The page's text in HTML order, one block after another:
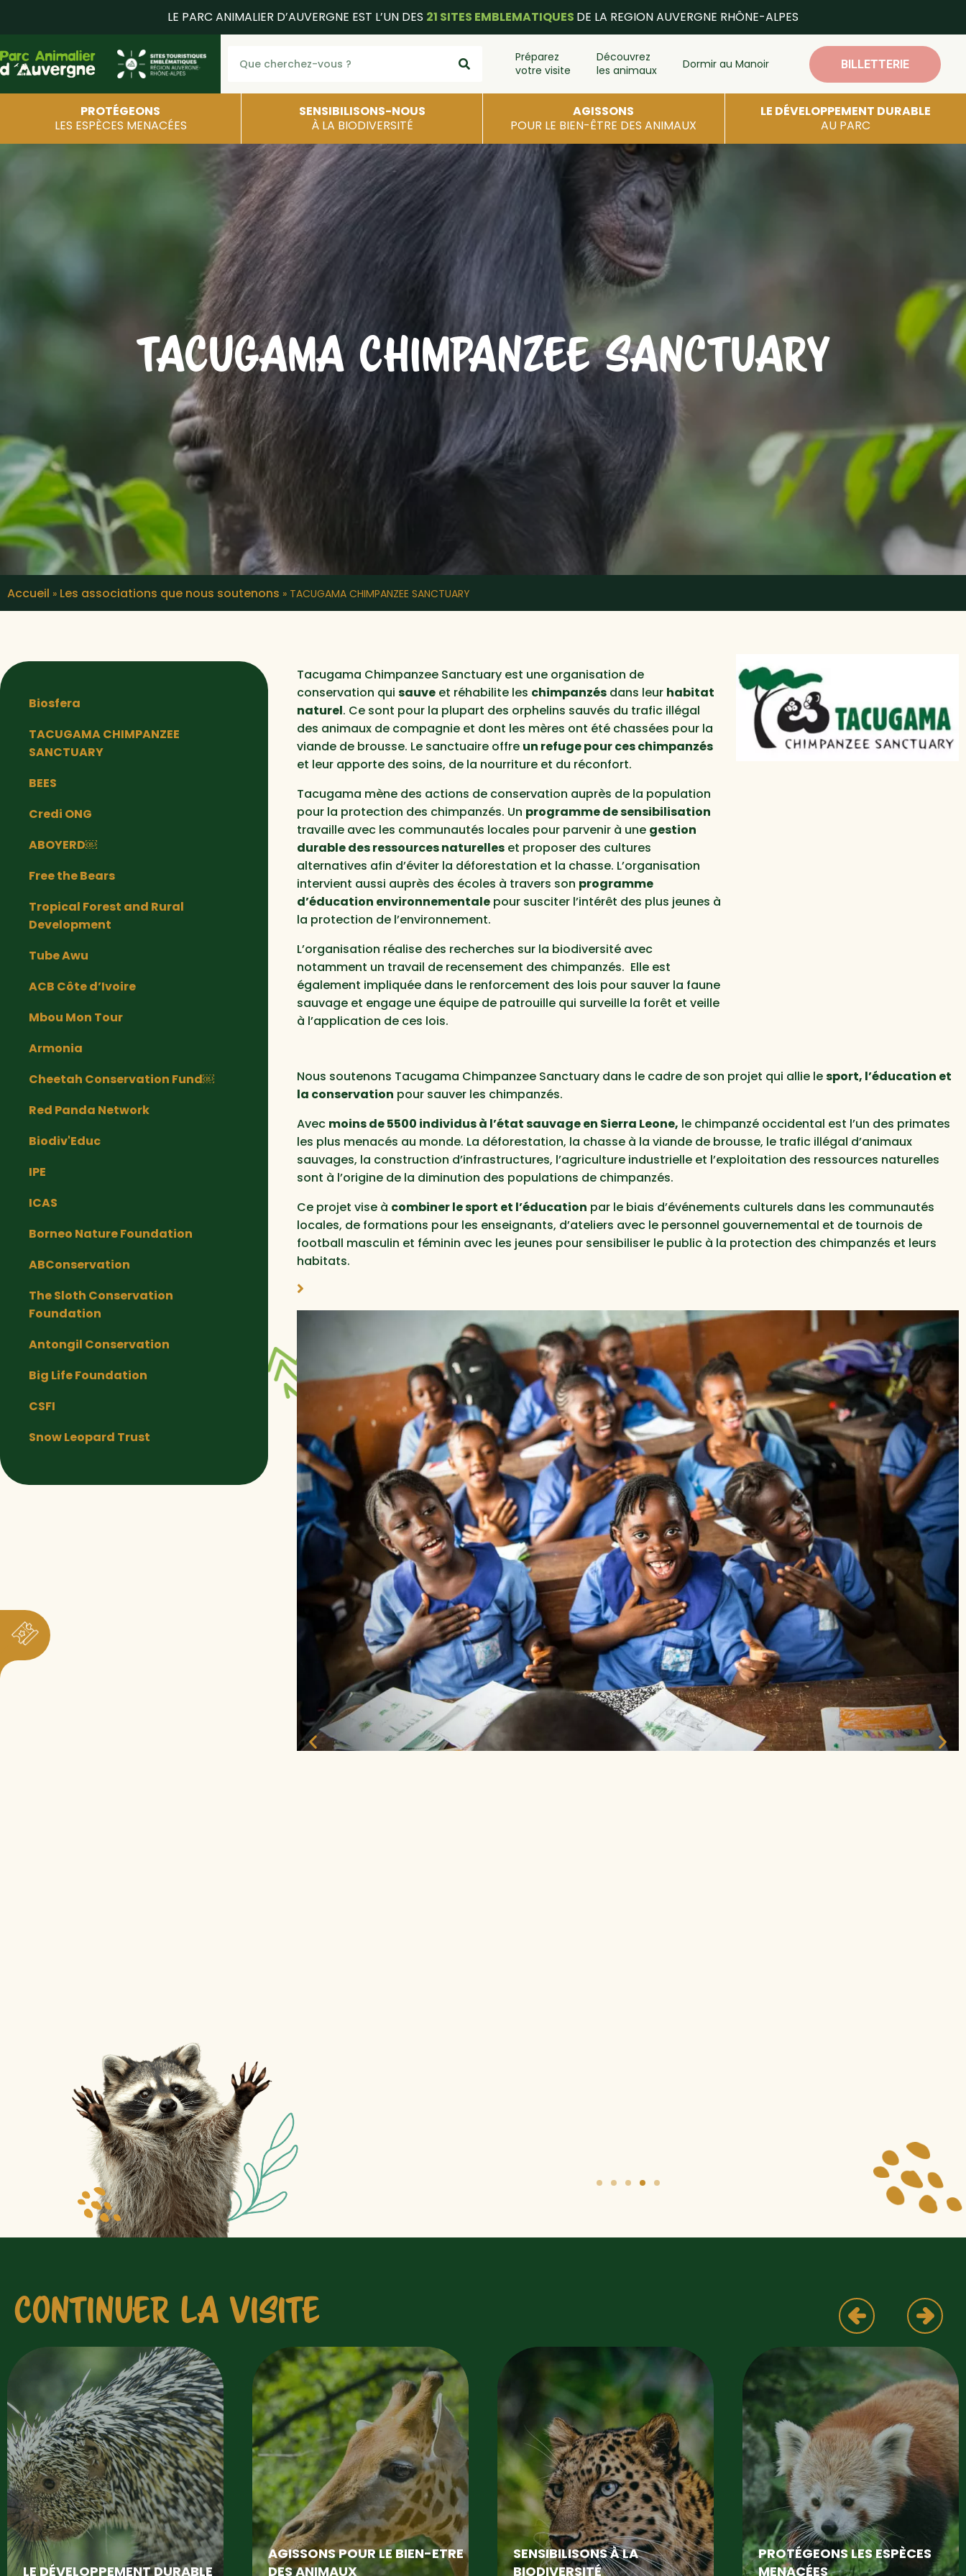
LE PARC ANIMALIER D’AUVERGNE EST L’UN DES 21 SITES EMBLEMATIQUES DE LA REGION AUVERGNE RHÔNE-ALPES
Préparez
votre visite
Découvrez
les animaux
Dormir au Manoir BILLETTERIE
PROTÉGEONS
LES ESPÈCES MENACÉES
SENSIBILISONS-NOUS
À LA BIODIVERSITÉ
AGISSONS
POUR LE BIEN-ÊTRE DES ANIMAUX
LE DÉVELOPPEMENT DURABLE
AU PARC
TACUGAMA CHIMPANZEE SANCTUARY
Accueil » Les associations que nous soutenons » TACUGAMA CHIMPANZEE SANCTUARY
Biosfera
TACUGAMA CHIMPANZEE
SANCTUARY
BEES
Credi ONG
ABOYERD￼
Free the Bears
Tropical Forest and Rural
Development
Tube Awu
ACB Côte d’Ivoire
Mbou Mon Tour
Armonia
Cheetah Conservation Fund￼
Red Panda Network
Biodiv'Educ
IPE
ICAS
Borneo Nature Foundation
ABConservation
The Sloth Conservation
Foundation
Antongil Conservation
Big Life Foundation
CSFI
Snow Leopard Trust
Tacugama Chimpanzee Sanctuary est une organisation de
conservation quisauve et réhabilite les chimpanzés dans leur habitat
naturel. Ce sont pour la plupart des orphelins sauvés du trafic illégal
des animaux de compagnie et dont les mères ont été chassées pour la
viande de brousse. Le sanctuaire offre un refuge pour ces chimpanzés
et leur apporte des soins, de la nourriture et du réconfort.
Tacugama mène des actions de conservation auprès de la population
pour la protection des chimpanzés. Un programme de sensibilisation
travaille avec les communautés locales pour parvenir à une gestion
durable des ressources naturelles et proposer des cultures
alternatives afin d’éviter la déforestation et la chasse. L’organisation
intervient aussi auprès des écoles à travers son programme
d’éducation environnementale pour susciter l’intérêt des plus jeunes à
la protection de l’environnement.
L’organisation réalise des recherches sur la biodiversité avec
notamment un travail de recensement des chimpanzés. Elle est
également impliquée dans le renforcement des lois pour sauver la faune
sauvage et engage une équipe de patrouille qui surveille la forêt et veille
à l’application de ces lois.
Nous soutenons Tacugama Chimpanzee Sanctuary dans le cadre de son projet qui allie lesport, l’éducation et
la conservation pour sauver les chimpanzés.
Avec moins de 5500 individus à l’état sauvage en Sierra Leone, le chimpanzé occidental est l’un des primates
les plus menacés au monde. La déforestation, la chasse à la viande de brousse, le trafic illégal d’animaux
sauvages, la construction d’infrastructures, l’agriculture industrielle et l’exploitation des ressources naturelles
sont à l’origine de la diminution des populations de chimpanzés.
Ce projet vise à combiner le sport et l’éducation par le biais d’événements culturels dans les communautés
locales, de formations pour les enseignants, d’ateliers avec le personnel gouvernemental et de tournois de
football masculin et féminin avec les jeunes pour sensibiliser le public à la protection des chimpanzés et leurs
habitats.
CONTINUER LA VISITE
LE DÉVELOPPEMENT DURABLE
AGISSONS POUR LE BIEN-ETRE
DES ANIMAUX
SENSIBILISONS À LA
BIODIVERSITÉ
PROTÉGEONS LES ESPÈCES
MENACÉES